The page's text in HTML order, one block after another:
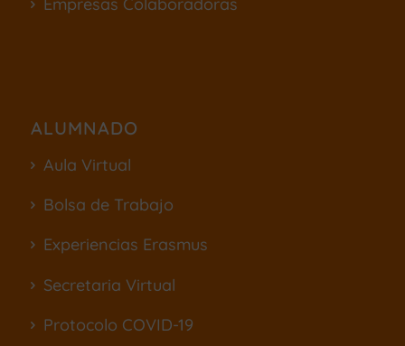
Empresas Colaboradoras
ALUMNADO
Aula Virtual
Bolsa de Trabajo
Experiencias Erasmus
Secretaria Virtual
Protocolo COVID-19